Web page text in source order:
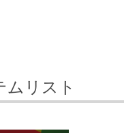
ムリスト